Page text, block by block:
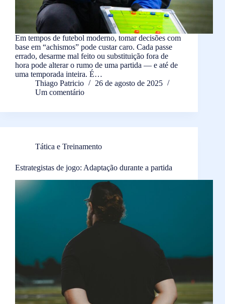
Em tempos de futebol moderno, tomar decisões com
base em “achismos” pode custar caro. Cada passe
errado, desarme mal feito ou substituição fora de
hora pode alterar o rumo de uma partida — e até de
uma temporada inteira. É…
Thiago Patricio
26 de agosto de 2025
Um comentário
Tática e Treinamento
Estrategistas de jogo: Adaptação durante a partida